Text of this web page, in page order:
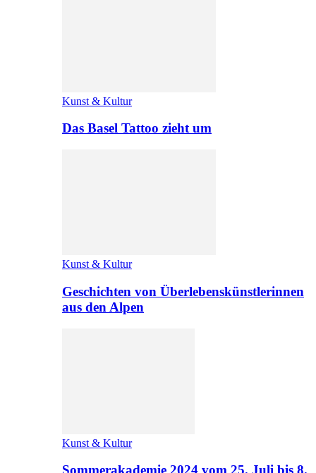
Kunst & Kultur
Das Basel Tattoo zieht um
Kunst & Kultur
Geschichten von Überlebenskünstlerinnen
aus den Alpen
Kunst & Kultur